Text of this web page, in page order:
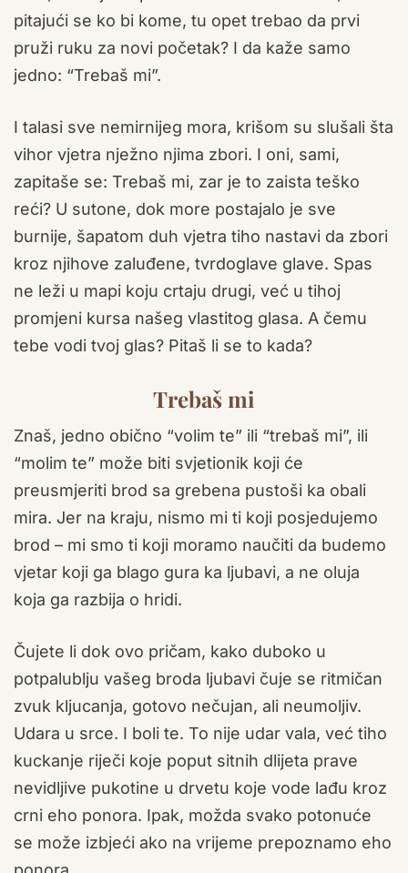
pitajući se ko bi kome, tu opet trebao da prvi
pruži ruku za novi početak? I da kaže samo
jedno: “Trebaš mi”.
I talasi sve nemirnijeg mora, krišom su slušali šta
vihor vjetra nježno njima zbori. I oni, sami,
zapitaše se: Trebaš mi, zar je to zaista teško
reći? U sutone, dok more postajalo je sve
burnije, šapatom duh vjetra tiho nastavi da zbori
kroz njihove zaluđene, tvrdoglave glave. Spas
ne leži u mapi koju crtaju drugi, već u tihoj
promjeni kursa našeg vlastitog glasa. A čemu
tebe vodi tvoj glas? Pitaš li se to kada?
Trebaš mi
Znaš, jedno obično “volim te” ili “trebaš mi”, ili
“molim te” može biti svjetionik koji će
preusmjeriti brod sa grebena pustoši ka obali
mira. Jer na kraju, nismo mi ti koji posjedujemo
brod – mi smo ti koji moramo naučiti da budemo
vjetar koji ga blago gura ka ljubavi, a ne oluja
koja ga razbija o hridi.
Čujete li dok ovo pričam, kako duboko u
potpalublju vašeg broda ljubavi čuje se ritmičan
zvuk kljucanja, gotovo nečujan, ali neumoljiv.
Udara u srce. I boli te. To nije udar vala, već tiho
kuckanje riječi koje poput sitnih dlijeta prave
nevidljive pukotine u drvetu koje vode lađu kroz
crni eho ponora. Ipak, možda svako potonuće
se može izbjeći ako na vrijeme prepoznamo eho